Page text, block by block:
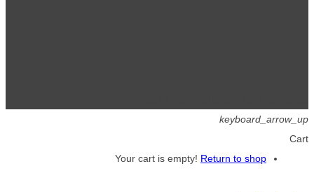
keyboard_arrow_up
Cart
Your cart is empty! Return to shop